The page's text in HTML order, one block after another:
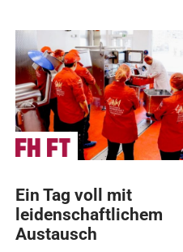
Ein Tag voll mit
leidenschaftlichem
Austausch